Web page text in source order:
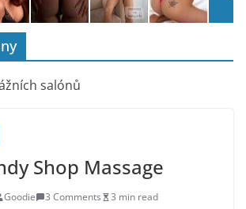
salónů
Shop Massage
Goodie 3 Comments 3 min read